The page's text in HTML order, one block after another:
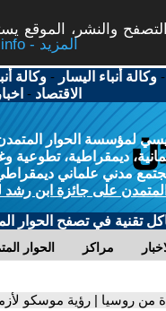
والنشر، الموقع
More info - المزيد
-وكالة أنباء اليسار -وكالة
الاقتصاد -
لمؤسسة الحوار
ديمقراطية، تطوعية
مدني علماني ديمقراطي
على جائزة ابن رشد
تقنية في تصفح الحوار
الحوار مراكز
من روسيا | رؤية موسكو